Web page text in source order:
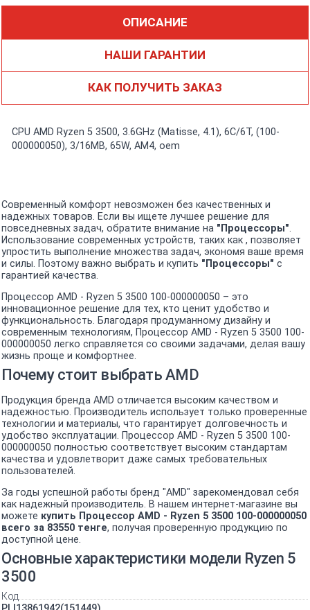
ОПИСАНИЕ
НАШИ ГАРАНТИИ
КАК ПОЛУЧИТЬ ЗАКАЗ
CPU AMD Ryzen 5 3500, 3.6GHz (Matisse, 4.1), 6C/6T, (100-
000000050), 3/16MB, 65W, AM4, oem
Современный комфорт невозможен без качественных и
надежных товаров. Если вы ищете лучшее решение для
повседневных задач, обратите внимание на "Процессоры".
Использование современных устройств, таких как , позволяет
упростить выполнение множества задач, экономя ваше время
и силы. Поэтому важно выбрать и купить "Процессоры" с
гарантией качества.
Процессор AMD - Ryzen 5 3500 100-000000050 – это
инновационное решение для тех, кто ценит удобство и
функциональность. Благодаря продуманному дизайну и
современным технологиям, Процессор AMD - Ryzen 5 3500 100-
000000050 легко справляется со своими задачами, делая вашу
жизнь проще и комфортнее.
Почему стоит выбрать AMD
Продукция бренда AMD отличается высоким качеством и
надежностью. Производитель использует только проверенные
технологии и материалы, что гарантирует долговечность и
удобство эксплуатации. Процессор AMD - Ryzen 5 3500 100-
000000050 полностью соответствует высоким стандартам
качества и удовлетворит даже самых требовательных
пользователей.
За годы успешной работы бренд "AMD" зарекомендовал себя
как надежный производитель. В нашем интернет-магазине вы
можете купить Процессор AMD - Ryzen 5 3500 100-000000050
всего за 83550 тенге, получая проверенную продукцию по
доступной цене.
Основные характеристики модели Ryzen 5
3500
Код